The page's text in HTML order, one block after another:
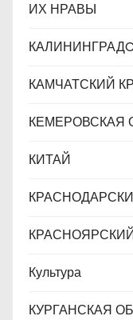
ИХ НРАВЫ
КАМЧАТСКИЙ
КЕМЕРОВСКАЯ
КИТАЙ
Культура
КУРГАНСКАЯ